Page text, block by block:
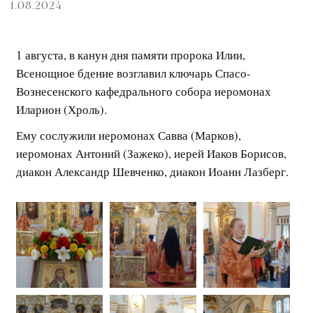
1.08.2024
1 августа, в канун дня памяти пророка Илии,
Всенощное бдение возглавил ключарь Спасо-
Вознесенского кафедрального собора иеромонах
Иларион (Хроль).
Ему сослужили иеромонах Савва (Марков),
иеромонах Антоний (Зажеко), иерей Иаков Борисов,
диакон Александр Шевченко, диакон Иоанн Лазберг.